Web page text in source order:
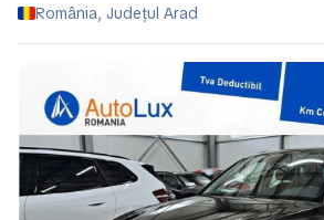
România, Județul Arad